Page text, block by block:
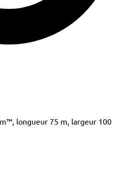
longueur 75 m, largeur 100